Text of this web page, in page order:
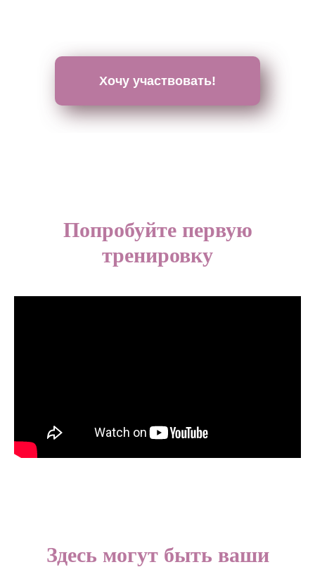
Хочу участвовать!
Попробуйте первую
тренировку
Здесь могут быть ваши